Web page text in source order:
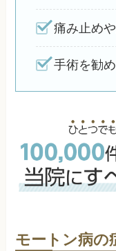
痛み止め
手術を勧
モートン病の